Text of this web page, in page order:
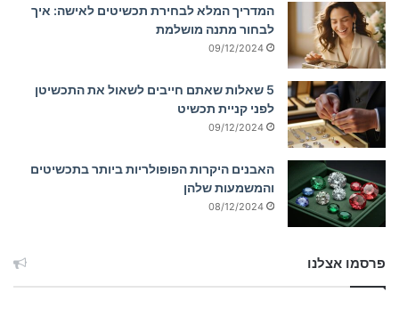
המדריך המלא לבחירת תכשיטים לאישה: איך
לבחור מתנה מושלמת
09/12/2024
5 שאלות שאתם חייבים לשאול את התכשיטן
לפני קניית תכשיט
09/12/2024
האבנים היקרות הפופולריות ביותר בתכשיטים
והמשמעות שלהן
08/12/2024
פרסמו אצלנו